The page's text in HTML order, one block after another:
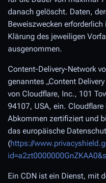
danach gelöscht. Daten,
Beweiszwecken
Klärung des jeweiligen
ausgenommen.
Content-Delivery-Network
genanntes „Content
von Cloudflare, Inc., 101
94107, USA, ein.
Abkommen zertifiziert und
das europäische
(https://
Ein CDN ist ein Dienst, mit